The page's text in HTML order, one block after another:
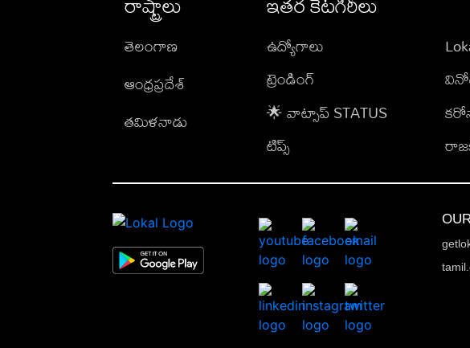
తెలంగాణ
ఆంధ్రప్రదేశ్
తమిళనాడు
ఉద్యోగాలు
ట్రెండింగ్
🌟 వాట్సాప్ STATUS
టిప్స్